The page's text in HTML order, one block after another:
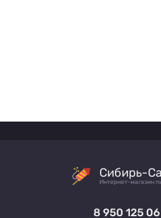
Сибирь-
Интернет-магазин
8 950 125